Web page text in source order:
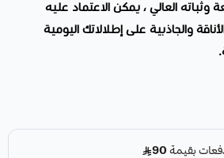
وثباته العالي ، يمكن الاعتماد عليه
والجاذبية على إطلالاتك اليومية